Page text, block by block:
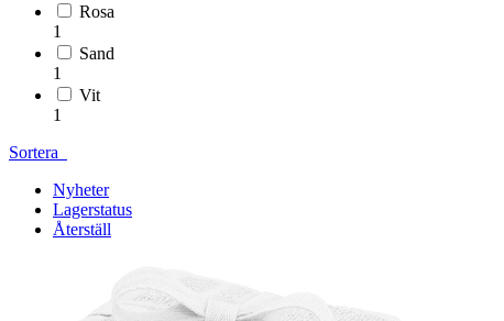
Rosa
1
Sand
1
Vit
1
Sortera
Nyheter
Lagerstatus
Återställ